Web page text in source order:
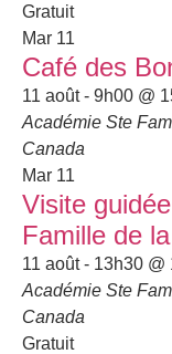
Gratuit
Mar 11
Café des
11 août - 9h00@
Académie Ste
Canada
Mar 11
Visite
Famille de
11 août - 13h30@
Académie Ste
Canada
Gratuit